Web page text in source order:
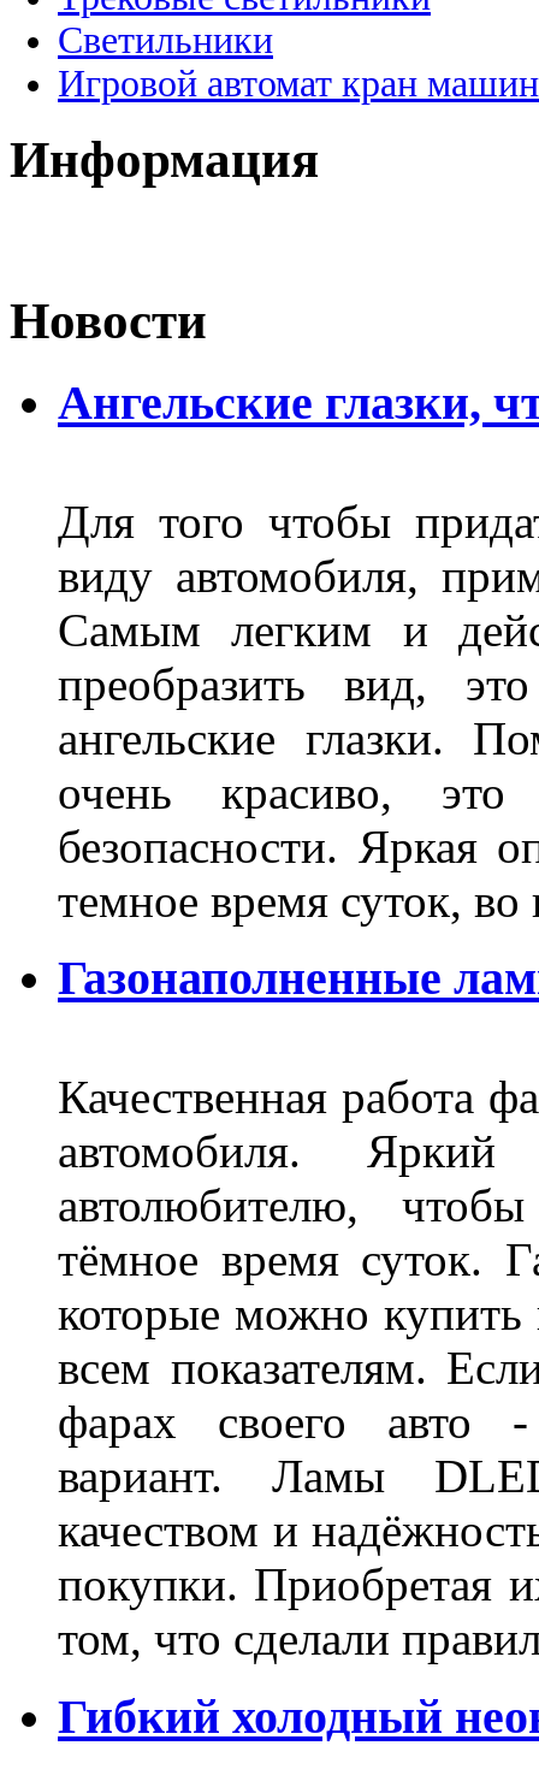
Светильники
Игровой автомат кран
Информация
Новости
Ангельские глазки,
Для того чтобы
виду автомобиля,
Самым легким и
преобразить вид,
ангельские глазки.
очень красиво,
безопасности. Яркая
темное время суток, во
Газонаполненные
Качественная работа
автомобиля.
автолюбителю,
тёмное время суток.
которые можно
всем показателям.
фарах своего авто
вариант. Ламы
качеством и
покупки. Приобретая
том, что сделали
Гибкий холодный